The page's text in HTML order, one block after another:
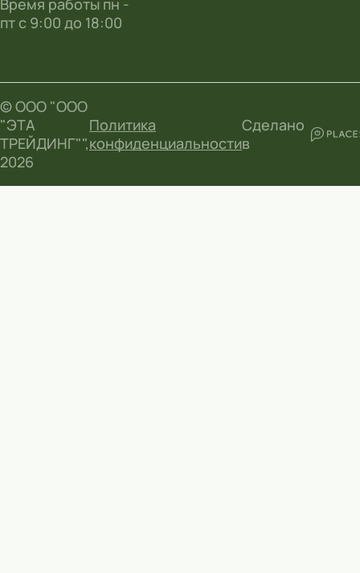
пт с 9:00 до 18:00
© ООО "ООО
"ЭТА
ТРЕЙДИНГ"",
2026
Политика
конфиденциальности
Сделано
в